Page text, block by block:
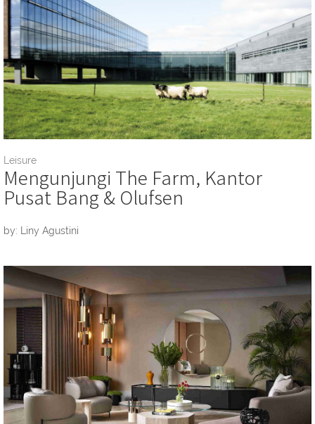
Leisure
Mengunjungi The Farm, Kantor
Pusat Bang & Olufsen
by: Liny Agustini